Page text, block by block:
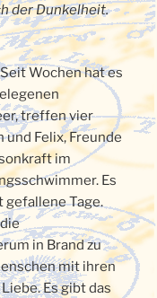
der Dunkelheit.
Wochen hat es
treffen vier
und Felix, Freunde
im
Es
gefallene Tage.
in Brand zu
mit ihren
Es gibt das